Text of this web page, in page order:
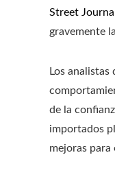
Street Journal
gravemente
Los
de la
importados
mejoras para